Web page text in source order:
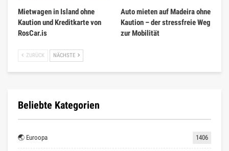
Mietwagen in Island ohne
Kaution und Kreditkarte von
RosCar.is
Auto mieten auf Madeira ohne
Kaution – der stressfreie Weg
zur Mobilität
ZURÜCK NÄCHSTE
Beliebte Kategorien
🌏 Euroopa 1406